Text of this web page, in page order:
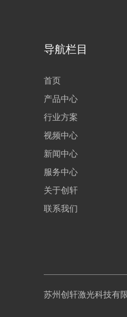
导航栏目
首页
产品中心
行业方案
视频中心
新闻中心
服务中心
关于创轩
联系我们
苏州创轩激光科技有